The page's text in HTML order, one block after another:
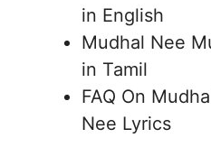
in English
Mudhal Nee
in Tamil
FAQ On
Nee Lyrics